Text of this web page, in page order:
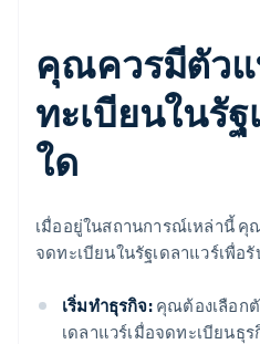
คุณควรมีตัว
ทะเบียนในรัฐ
ใด
เมื่ออยู่ในสถานการณ์เหล่านี้
จดทะเบียนในรัฐเดลาแวร์เพื่อ
เริ่มทำธุรกิจ:คุณต้องเลือก
เดลาแวร์เมื่อจดทะเบียนธุ